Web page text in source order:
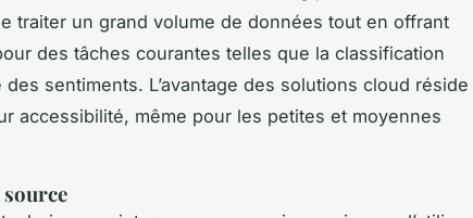
traiter un grand volume de données tout en offrant
des tâches courantes telles que la classification
des sentiments. L’avantage des solutions cloud réside
accessibilité, même pour les petites et moyennes